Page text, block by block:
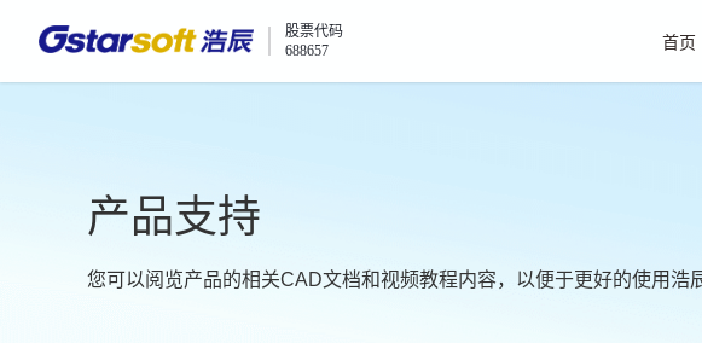
股票代码
688657
首页
产品支持
您可以阅览产品的相关CAD文档和视频教程内容，以便于更好的使用浩